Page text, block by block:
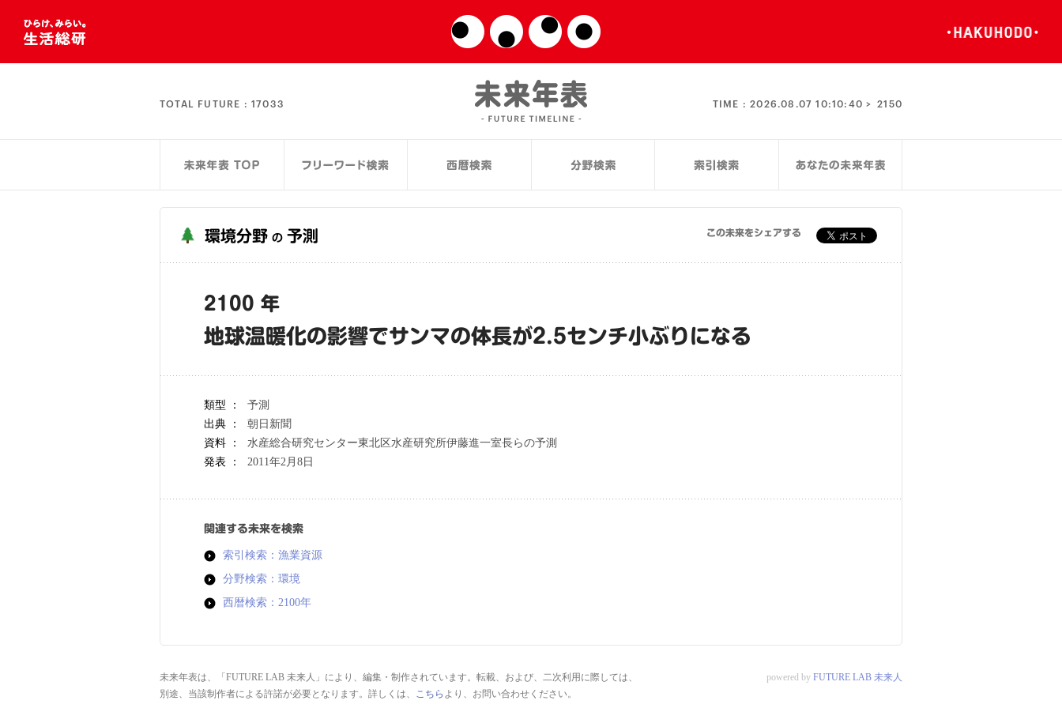
TOTAL FUTURE : 17033 TIME :2026.08.07 10:10:40 > 2150
環境分野 の 予測 この未来をシェアする
2100 年
地球温暖化の影響でサンマの体長が2.5センチ小ぶりになる
類型 ：
予測
出典 ：
朝日新聞
資料 ：
水産総合研究センター東北区水産研究所伊藤進一室長らの予測
発表 ：
2011年2月8日
関連する未来を検索
索引検索：漁業資源
分野検索：環境
西暦検索：2100年
未来年表は、「FUTURE LAB 未来人」により、編集・制作されています。転載、および、二次利用に際しては、
別途、当該制作者による許諾が必要となります。詳しくは、 こちら より、お問い合わせください。
powered by FUTURE LAB 未来人